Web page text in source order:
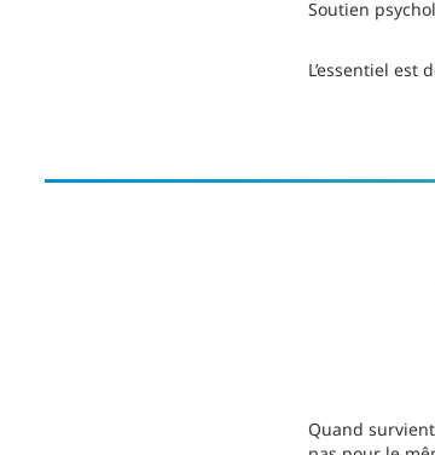
Soutien
L’essentiel est
Quand